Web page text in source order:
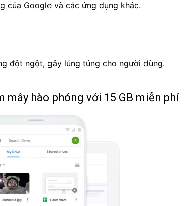
của Google và các ứng dụng khác.
đột ngột, gây lúng túng cho người dùng.
mây hào phóng với 15 GB miễn phí